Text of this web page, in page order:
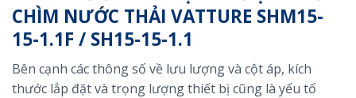
CHÌM NƯỚC THẢI VATTURE SHM15-
15-1.1F / SH15-15-1.1
Bên cạnh các thông số về lưu lượng và cột áp, kích
thước lắp đặt và trọng lượng thiết bị cũng là yếu tố